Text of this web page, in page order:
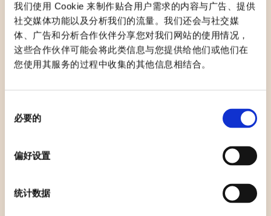
我们使用 Cookie 来制作贴合用户需求的内容与广告、提供
社交媒体功能以及分析我们的流量。我们还会与社交媒
体、广告和分析合作伙伴分享您对我们网站的使用情况，
这些合作伙伴可能会将此类信息与您提供给他们或他们在
您使用其服务的过程中收集的其他信息相结合。
必要的
偏好设置
统计数据
2月20日到2月22日
Parque Pradolongo zona del templete 乌塞拉普拉多隆
Plaza Julián Marías 胡里安·玛利亚斯广场
乌塞拉市政府前广场